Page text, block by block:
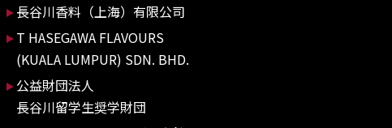
長谷川香料（上海）有限公司
T HASEGAWA FLAVOURS
(KUALA LUMPUR) SDN. BHD.
公益財団法人
長谷川留学生奨学財団